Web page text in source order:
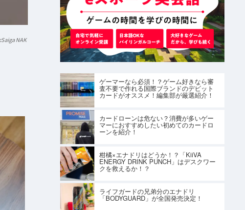
Saiga NAK
ゲーマーなら必須！？ゲーム好きなら審
査不要で作れる国際ブランドのデビット
カードがオススメ！編集部が厳選紹介！
カードローンは危ない？消費が多いゲー
マーにおすすめしたい初めてのカードロ
ーンを紹介！
柑橘×エナドリはどうか！？「KiiVA
ENERGY DRINK PUNCH」はデスクワー
クを救えるか！？
ライフガードの兄弟分のエナドリ
「BODYGUARD」が全国発売決定！